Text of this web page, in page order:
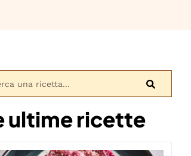
ultime ricette